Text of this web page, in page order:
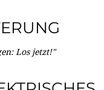
Los jetzt!"